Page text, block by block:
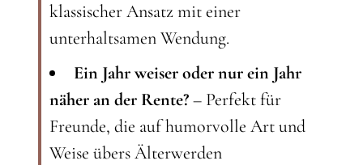
klassischer Ansatz mit einer
unterhaltsamen Wendung.
Ein Jahr weiser oder nur ein Jahr
näher an der Rente?– Perfekt für
Freunde, die auf humorvolle Art und
Weise übers Älterwerden